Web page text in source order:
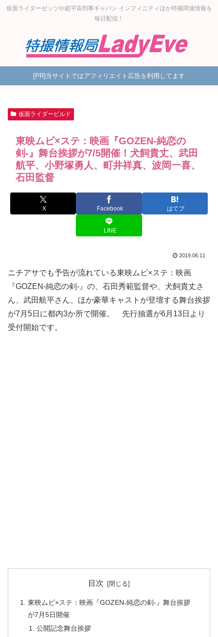
仮面ライダーゼッツや超宇宙刑事ギャバン インフィニティほか特撮関連情報を
毎日配信！
[PR]当サイトではアフィリエイト広告を利用してます
仮面ライダービルド
東映ムビ×ステ：映画『GOZEN-純恋の
剣-』舞台挨拶が7/5開催！犬飼貴丈、武田
航平、小野塚勇人、町井祥真、波岡一喜、
石田監督
X Facebook はてブ
LINE
2019.06.11
ニチアサでも予告が流れている東映ムビ×ステ：映画
『GOZEN-純恋の剣-』の、石田秀範監督や、犬飼貴丈さ
ん、武田航平さん、ほか豪華キャストが登壇する舞台挨拶
が7月5日に都内3か所で開催。 先行抽選が6月13日より
受付開始です。
目次
東映ムビ×ステ：映画『GOZEN-純恋の剣-』舞台挨拶
が7月5日開催
公開記念舞台挨拶